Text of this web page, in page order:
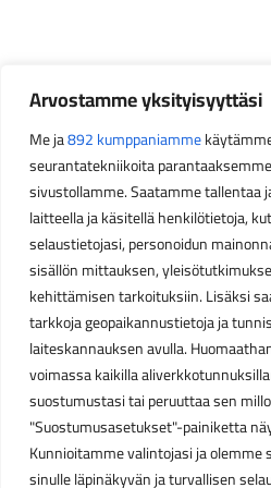
Arvostamme yksityisyyttäsi
Me ja892 kumppaniamme
seurantatekniikoita
sivustollamme. Saatamme tallentaa
laitteella ja käsitellä henkilötietoja,
selaustietojasi, personoidun
sisällön mittauksen,
kehittämisen tarkoituksiin. Lisäksi
tarkkoja geopaikannustietoja ja
laiteskannauksen avulla.
voimassa kaikilla
suostumustasi tai peruuttaa sen
"Suostumusasetukset"-painiketta
Kunnioitamme valintojasi ja
sinulle läpinäkyvän ja turvallisen